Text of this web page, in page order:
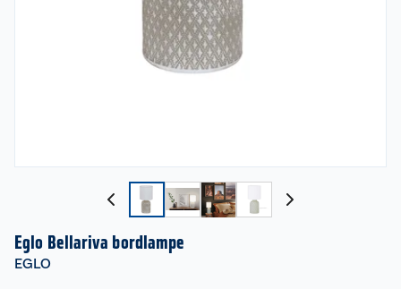
Eglo Bellariva bordlampe
EGLO